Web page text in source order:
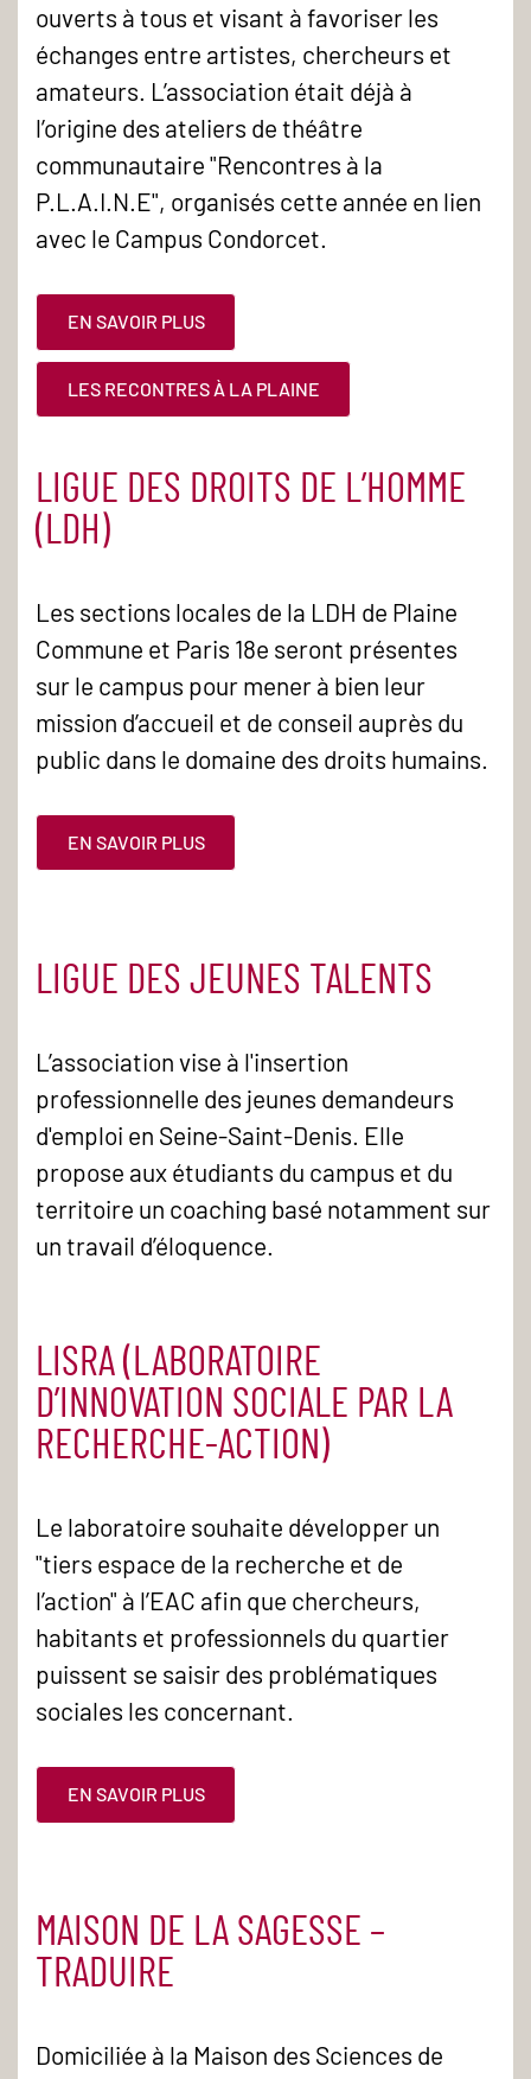
ouverts à tous et visant à favoriser les
échanges entre artistes, chercheurs et
amateurs. L’association était déjà à
l’origine des ateliers de théâtre
communautaire "Rencontres à la
P.L.A.I.N.E", organisés cette année en lien
avec le Campus Condorcet.
EN SAVOIR PLUS
LES RECONTRES À LA PLAINE
LIGUE DES DROITS DE L’HOMME
(LDH)
Les sections locales de la LDH de Plaine
Commune et Paris 18e seront présentes
sur le campus pour mener à bien leur
mission d’accueil et de conseil auprès du
public dans le domaine des droits humains.
EN SAVOIR PLUS
LIGUE DES JEUNES TALENTS
L’association vise à l'insertion
professionnelle des jeunes demandeurs
d'emploi en Seine-Saint-Denis. Elle
propose aux étudiants du campus et du
territoire un coaching basé notamment sur
un travail d’éloquence.
LISRA (LABORATOIRE
D’INNOVATION SOCIALE PAR LA
RECHERCHE-ACTION)
Le laboratoire souhaite développer un
"tiers espace de la recherche et de
l’action" à l’EAC afin que chercheurs,
habitants et professionnels du quartier
puissent se saisir des problématiques
sociales les concernant.
EN SAVOIR PLUS
MAISON DE LA SAGESSE –
TRADUIRE
Domiciliée à la Maison des Sciences de